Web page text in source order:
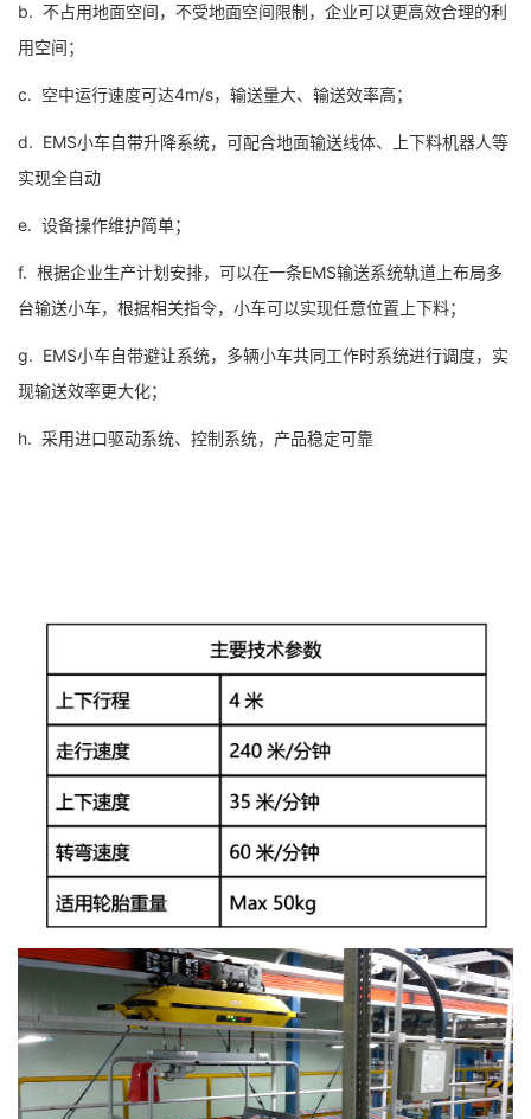
b. 不占用地面空间，不受地面空间限制，企业可以更高效合理的利
用空间；
c. 空中运行速度可达4m/s，输送量大、输送效率高；
d. EMS小车自带升降系统，可配合地面输送线体、上下料机器人等
实现全自动
e. 设备操作维护简单；
f. 根据企业生产计划安排，可以在一条EMS输送系统轨道上布局多
台输送小车，根据相关指令，小车可以实现任意位置上下料；
g. EMS小车自带避让系统，多辆小车共同工作时系统进行调度，实
现输送效率更大化；
h. 采用进口驱动系统、控制系统，产品稳定可靠